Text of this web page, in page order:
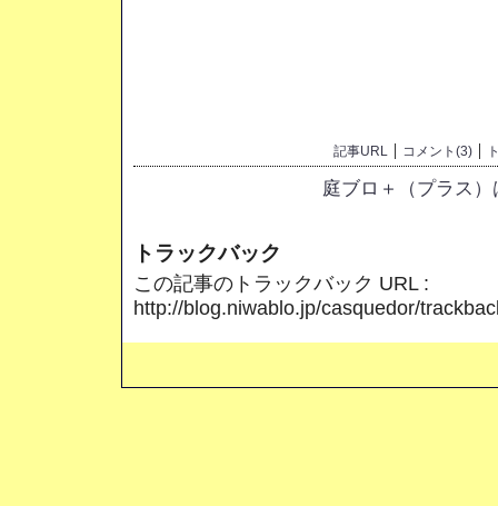
記事URL コメント(3)
庭ブロ＋（プラス）
トラックバック
この記事のトラックバック URL :
http://blog.niwablo.jp/casquedor/